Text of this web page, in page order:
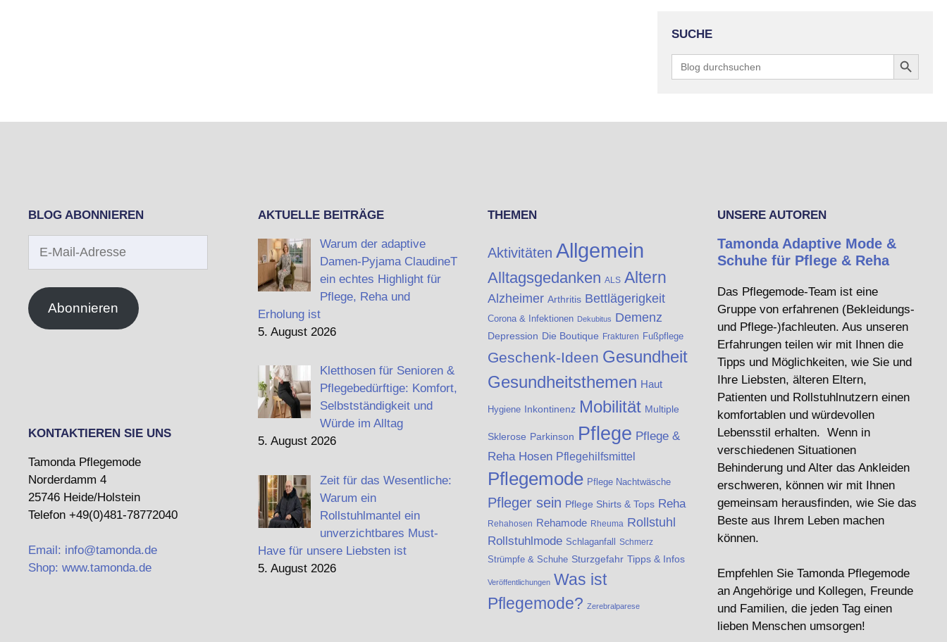
SUCHE
Search
for:
Search Button
BLOG ABONNIEREN
Mail-
Abonnieren
KONTAKTIEREN SIE UNS
Tamonda Pflegemode
Norderdamm 4
25746 Heide/Holstein
Telefon +49(0)481-78772040
Email: info@tamonda.de
Shop: www.tamonda.de
AKTUELLE BEITRÄGE
Warum der adaptive
Damen-Pyjama ClaudineT
ein echtes Highlight für
Pflege, Reha und
Erholung ist
5. August 2026
Kletthosen für Senioren &
Pflegebedürftige: Komfort,
Selbstständigkeit und
Würde im Alltag
5. August 2026
Zeit für das Wesentliche:
Warum ein
Rollstuhlmantel ein
unverzichtbares Must-
Have für unsere Liebsten ist
5. August 2026
THEMEN
Aktivitäten Allgemein
Alltagsgedanken ALS Altern
Alzheimer Arthritis Bettlägerigkeit
Corona & Infektionen Dekubitus Demenz
Depression Die Boutique Frakturen Fußpflege
Geschenk-Ideen Gesundheit
Gesundheitsthemen Haut
Hygiene Inkontinenz Mobilität Multiple
Sklerose Parkinson Pflege Pflege &
Reha Hosen Pflegehilfsmittel
Pflegemode Pflege Nachtwäsche
Pfleger sein Pflege Shirts & Tops Reha
Rehahosen Rehamode Rheuma Rollstuhl
Rollstuhlmode Schlaganfall Schmerz
Strümpfe & Schuhe Sturzgefahr Tipps & Infos
Veröffentlichungen Was ist
Pflegemode? Zerebralparese
UNSERE AUTOREN
Tamonda Adaptive Mode &
Schuhe für Pflege & Reha
Das Pflegemode-Team ist eine
Gruppe von erfahrenen (Bekleidungs-
und Pflege-)fachleuten. Aus unseren
Erfahrungen teilen wir mit Ihnen die
Tipps und Möglichkeiten, wie Sie und
Ihre Liebsten, älteren Eltern,
Patienten und Rollstuhlnutzern einen
komfortablen und würdevollen
Lebensstil erhalten. Wenn in
verschiedenen Situationen
Behinderung und Alter das Ankleiden
erschweren, können wir mit Ihnen
gemeinsam herausfinden, wie Sie das
Beste aus Ihrem Leben machen
können.
Empfehlen Sie Tamonda Pflegemode
an Angehörige und Kollegen, Freunde
und Familien, die jeden Tag einen
lieben Menschen umsorgen!